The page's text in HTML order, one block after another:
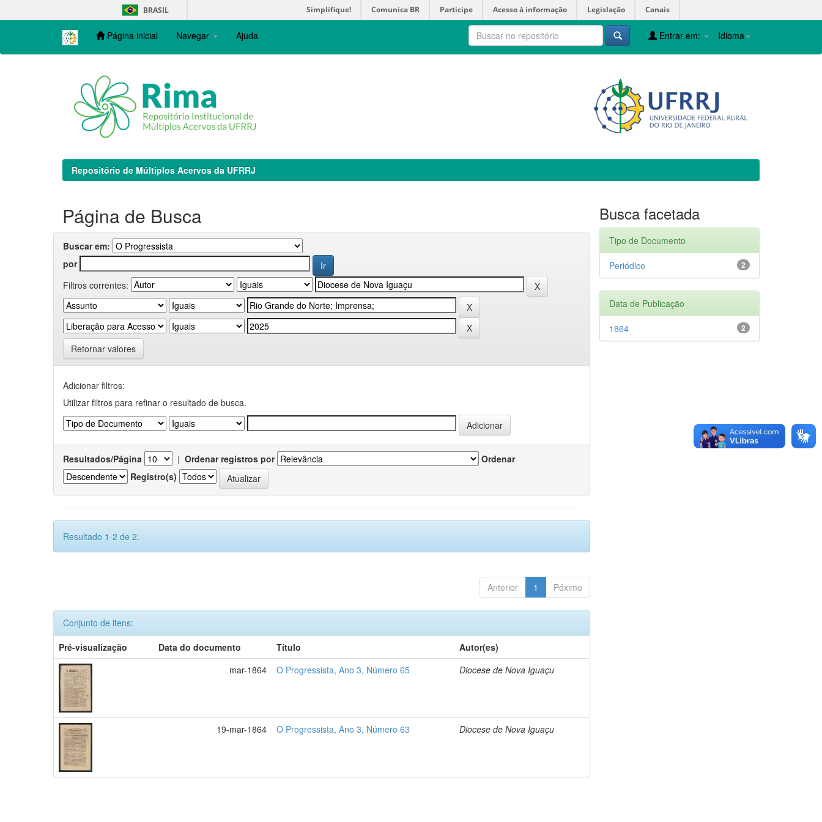
navigation
BRASIL Simplifique! Comunica BR Participe Acesso à informação Legislação Canais
Página inicial Navegar Ajuda Idioma
Entrar em:
Repositório de Múltiplos Acervos da UFRRJ
Página de Busca
Buscar em:
por
Filtros correntes:
Retornar valores
Adicionar filtros:
Utilizar filtros para refinar o resultado de busca.
Resultados/Página | Ordenar registros por
Ordenar
Registro(s)
Resultado 1-2 de 2.
Anterior 1 Póximo
Conjunto de itens:
Pré-visualização
Data do documento Título
Autor(es)
mar-1864
O Progressista, Ano 3, Número 65 Diocese de Nova Iguaçu
19-mar-1864 O Progressista, Ano 3, Número 63 Diocese de Nova Iguaçu
Busca facetada
Tipo de Documento
2
Periódico
Data de Publicação
2
1864